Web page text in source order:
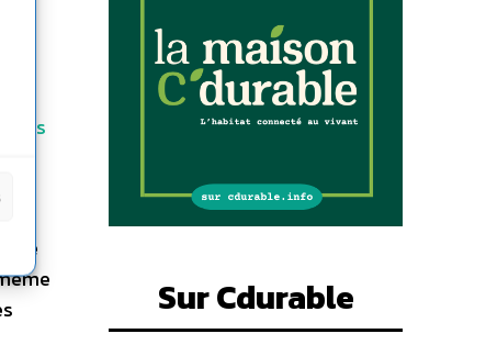
. Le
Sur Cdurable